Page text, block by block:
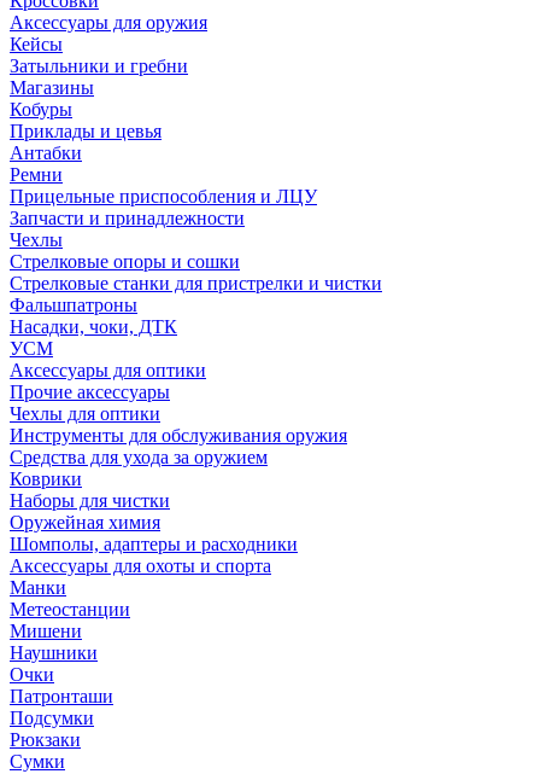
Аксессуары для оружия
Кейсы
Затыльники и гребни
Магазины
Кобуры
Приклады и цевья
Антабки
Ремни
Прицельные приспособления и ЛЦУ
Запчасти и принадлежности
Чехлы
Стрелковые опоры и сошки
Стрелковые станки для пристрелки и чистки
Фальшпатроны
Насадки, чоки, ДТК
УСМ
Аксессуары для оптики
Прочие аксессуары
Чехлы для оптики
Инструменты для обслуживания оружия
Средства для ухода за оружием
Коврики
Наборы для чистки
Оружейная химия
Шомполы, адаптеры и расходники
Аксессуары для охоты и спорта
Манки
Метеостанции
Мишени
Наушники
Очки
Патронташи
Подсумки
Рюкзаки
Сумки